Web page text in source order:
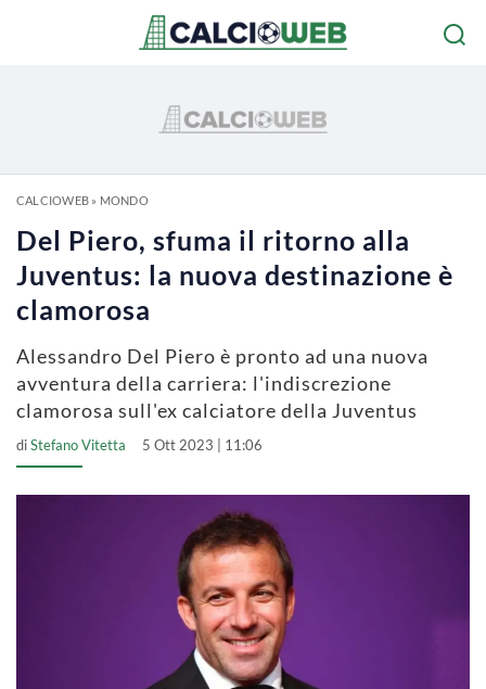
CALCIOWEB» MONDO
Del Piero, sfuma il ritorno alla
Juventus: la nuova destinazione è
clamorosa
Alessandro Del Piero è pronto ad una nuova
avventura della carriera: l'indiscrezione
clamorosa sull'ex calciatore della Juventus
diStefano Vitetta 5 Ott 2023 | 11:06